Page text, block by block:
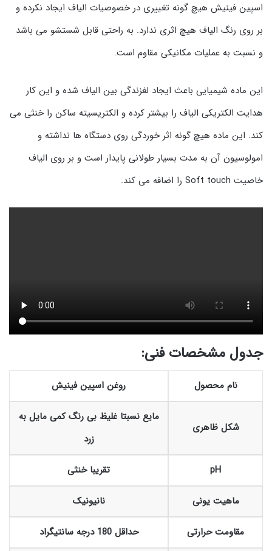
اسپین فینیش هیچ گونه تغییری در خصوصیات الیاف ایجاد نکرده و
بر روی رنگ الیاف هیچ اثری ندارد. به راحتی قابل شستشو می باشد
و نسبت به عملیات مکانیکی مقاوم است.
این ماده شیمیایی باعث ایجاد لغزندگی بین الیاف شده و این کار
هدایت الکتریکی الیاف را بیشتر کرده و الکتریسیته ساکن را خنثی می
کند. این ماده هیچ گونه اثر خوردگی روی دستگاه ها نداشته و
امولوسیون آن به مدت بسیار طولانی پایدار است و بر روی الیاف
خاصیت Soft touch را اضافه می کند.
جدول مشخصات فنی:
نام محصول روغن اسپین فینیش
شکل ظاهری
مایع نسبتا غلیظ بی رنگ کمی مایل به
زرد
pH تقریبا خنثی
ماهیت یونی نانیونیک
مقاومت حرارتی حداقل 180 درجه سانتیگراد